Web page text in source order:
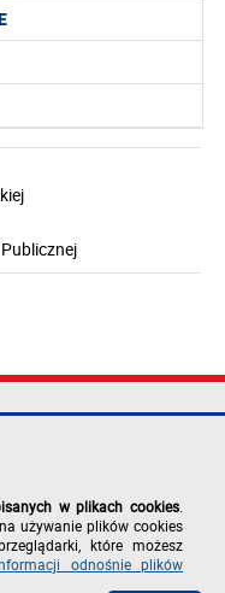
Mapa serwisu
prywatności
Zgłoś błąd na
stronie
w plikach cookies
używanie plików cookies
które możesz
odnośnie plików